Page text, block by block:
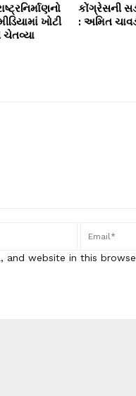
ખોટી
ચેતવ્યા
કોંગ્રેસની
: અમિત
and website in this